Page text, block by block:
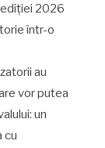
2026
într-o
au
vor putea
un
cu